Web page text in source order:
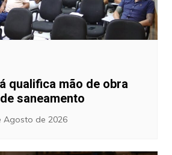
qualifica mão de obra
saneamento
Agosto de 2026